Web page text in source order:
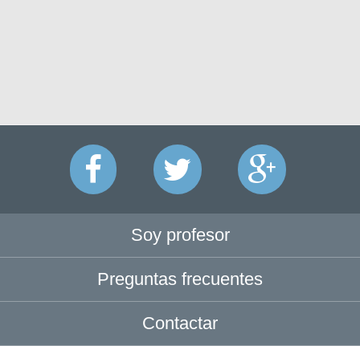
Soy profesor
Preguntas frecuentes
Contactar